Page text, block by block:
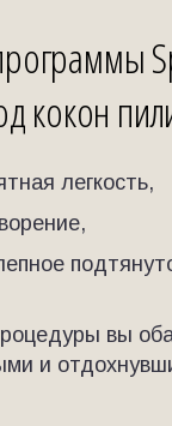
кокон
легкость,
вы
и